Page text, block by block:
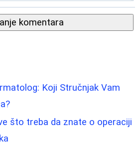
komentara
Koji Stručnjak Vam
što treba da znate o operaciji